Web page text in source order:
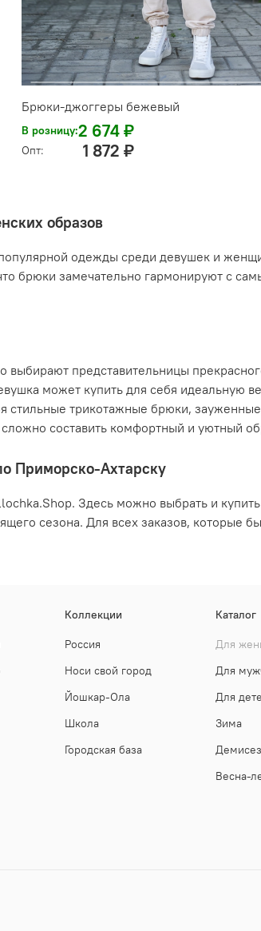
Брюки-джоггеры бежевый
В розницу:2 674 ₽
Опт: 1 872 ₽
образов
одежды среди девушек и
брюки замечательно гармонируют с
представительницы
может купить для себя идеальную
стильные трикотажные брюки,
составить комфортный и уютный
Приморско-Ахтарску
Здесь можно выбрать и
сезона. Для всех заказов, которые
Коллекции
Россия
Носи свой город
Йошкар-Ола
Школа
Городская база
Каталог
Для
Для
Для
Зима
Весна-